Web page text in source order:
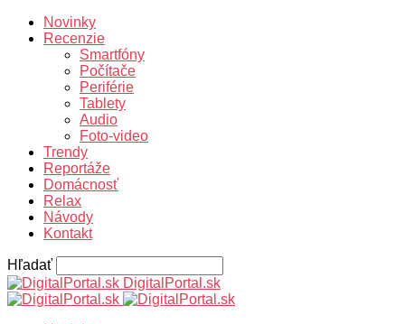
Novinky
Recenzie
Smartfóny
Počítače
Periférie
Tablety
Audio
Foto-video
Trendy
Reportáže
Domácnosť
Relax
Návody
Kontakt
Hľadať
DigitalPortal.sk